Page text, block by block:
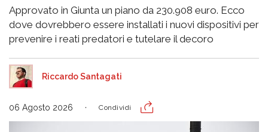
Approvato in Giunta un piano da 230.908 euro. Ecco
dove dovrebbero essere installati i nuovi dispositivi per
prevenire i reati predatori e tutelare il decoro
Riccardo Santagati
06 Agosto 2026 Condividi